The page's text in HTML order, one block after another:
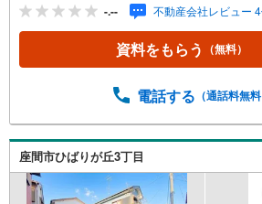
-.-- 不動産会社レビュー
資料をもらう （無料）
電話する （通話料無料
座間市ひばりが丘3丁目